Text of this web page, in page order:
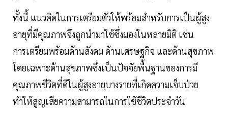
ทั้งนี้ แนวคิดในการเตรียมตัวให้พร้อมสำหรับการเป็นผู้สูง
อายุที่มีคุณภาพจึงถูกนำมาใช้ซึ่งมองในหลายมิติ เช่น
การเตรียมพร้อมด้านสังคม ด้านเศรษฐกิจ และด้านสุขภาพ
โดยเฉพาะด้านสุขภาพซึ่งเป็นปัจจัยพื้นฐานของการมี
คุณภาพชีวิตที่ดีในผู้สูงอายุบางรายที่เกิดความเจ็บป่วย
ทำให้สูญเสียความสามารถในการใช้ชีวิตประจำวัน